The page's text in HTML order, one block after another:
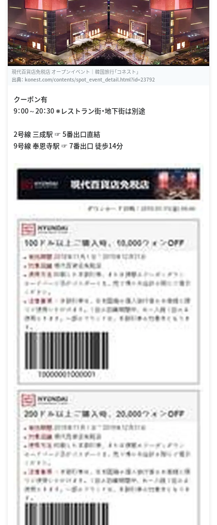
現代百貨店免税店 オープンイベント｜韓国旅行「コネスト」
出典： konest.com/contents/spot_event_detail.html?id=23792
クーポン有
9：00～20：30 ※レストラン街・地下街は別途
2号線 三成駅 ☞ 5番出口直結
9号線 奉恩寺駅 ☞ 7番出口 徒歩14分